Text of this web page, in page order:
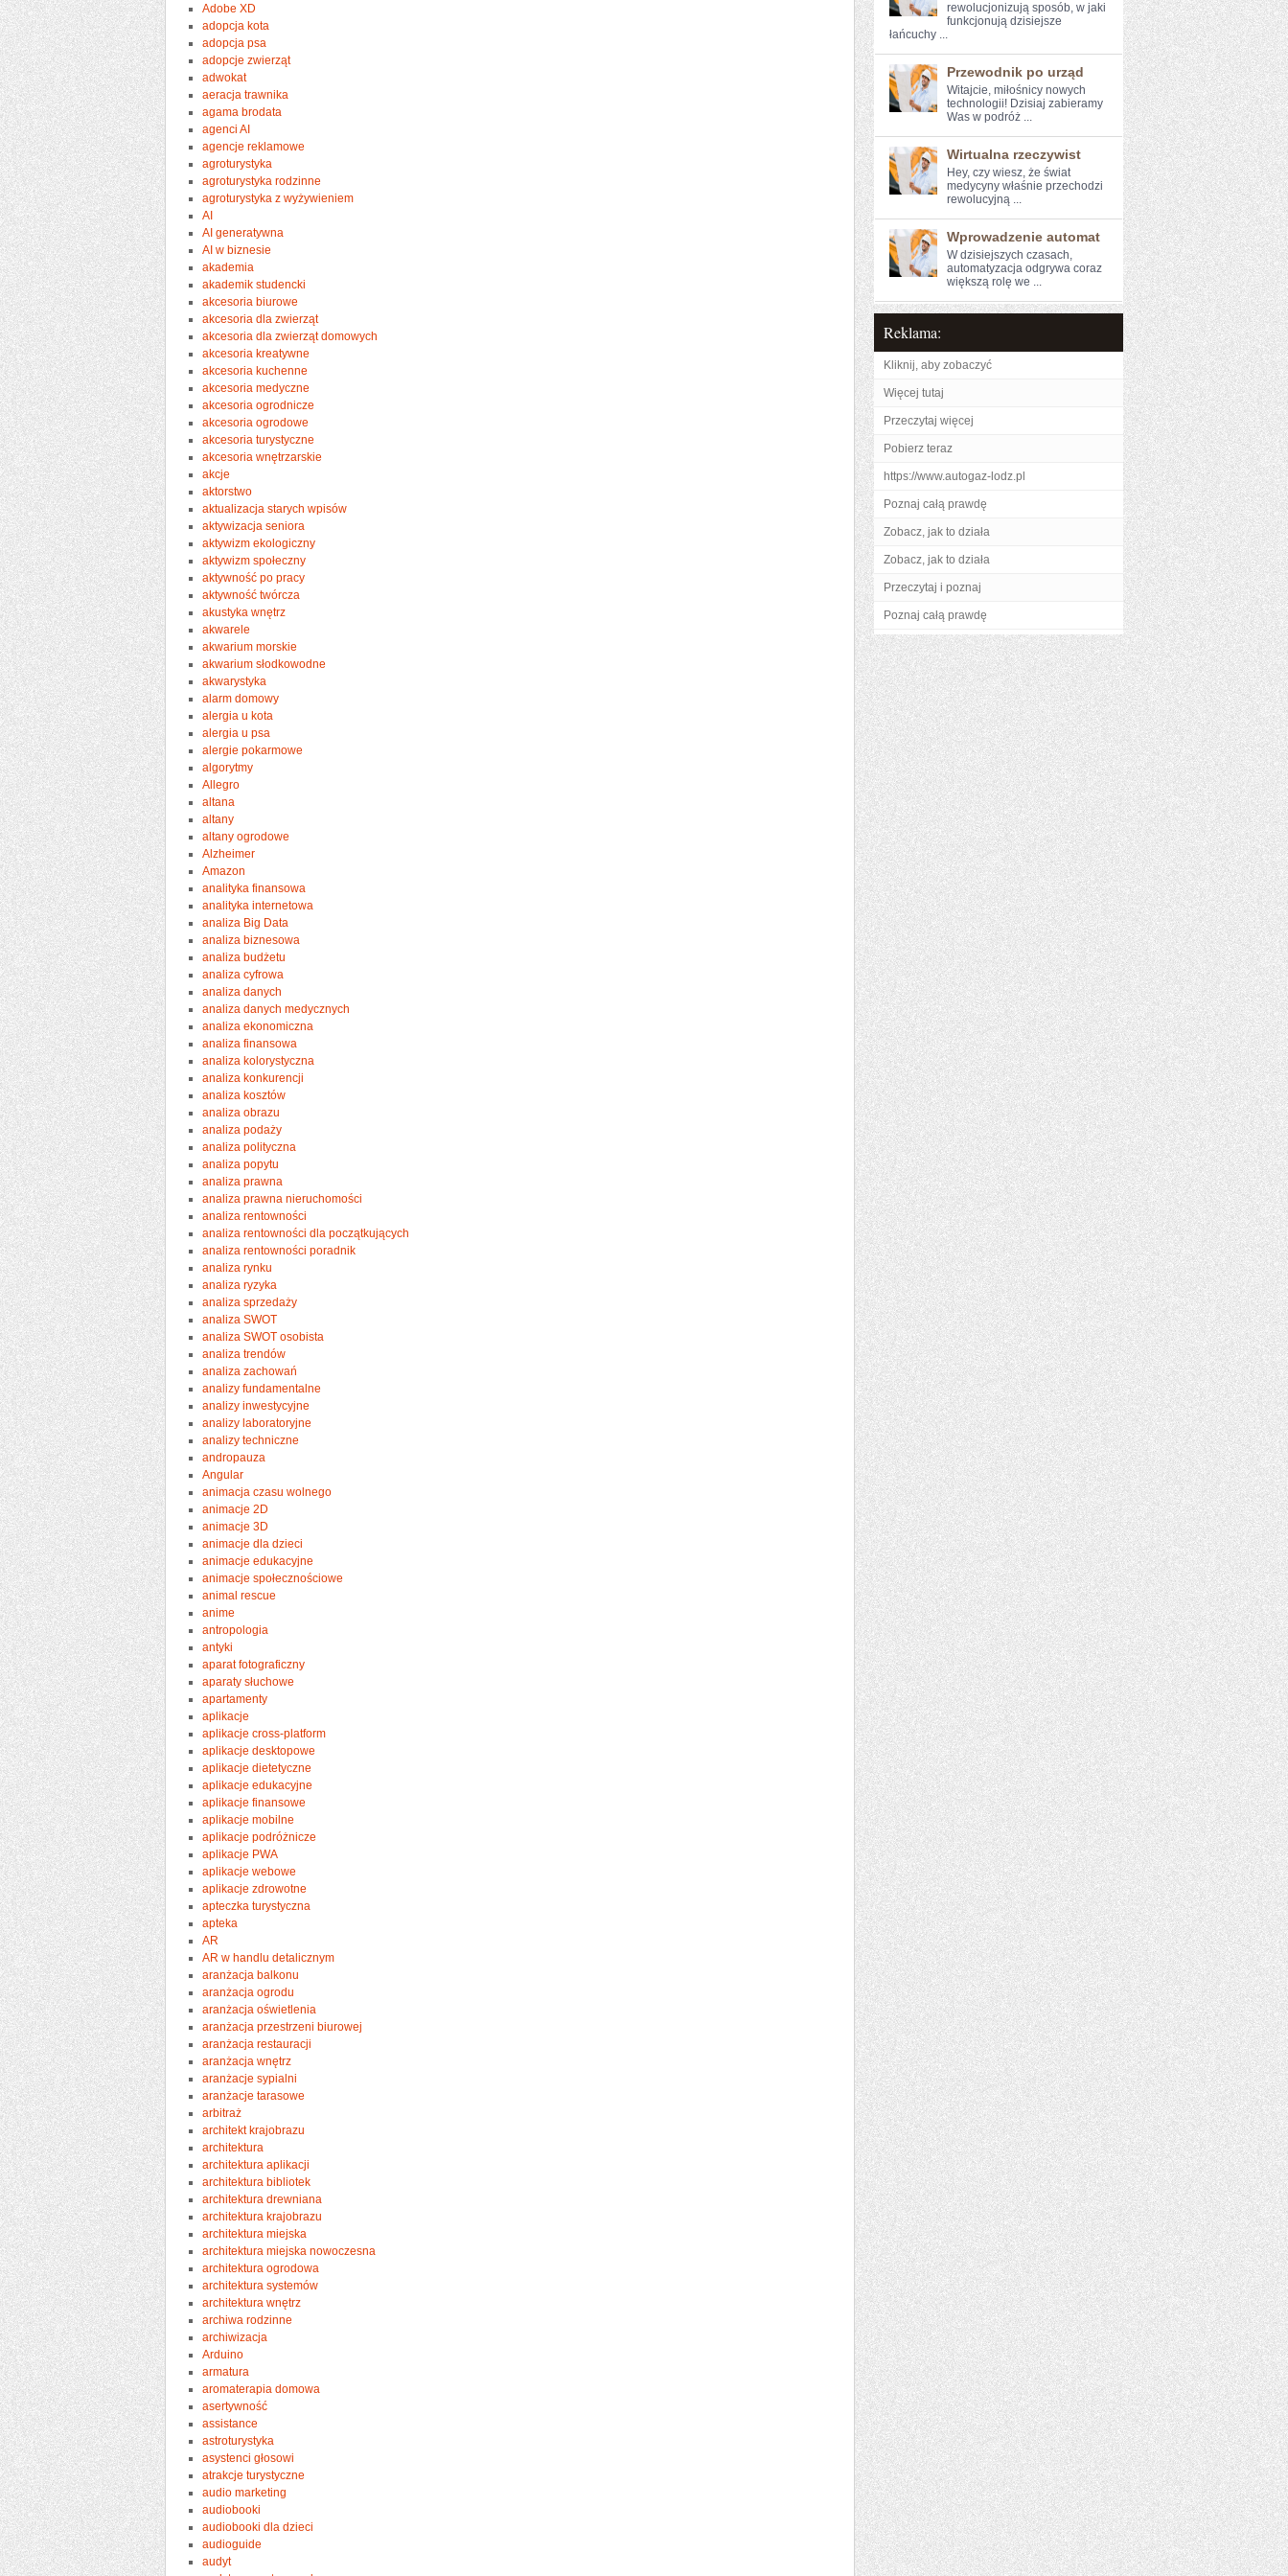
Adobe XD
adopcja kota
adopcja psa
adopcje zwierząt
adwokat
aeracja trawnika
agama brodata
agenci AI
agencje reklamowe
agroturystyka
agroturystyka rodzinne
agroturystyka z wyżywieniem
AI
AI generatywna
AI w biznesie
akademia
akademik studencki
akcesoria biurowe
akcesoria dla zwierząt
akcesoria dla zwierząt domowych
akcesoria kreatywne
akcesoria kuchenne
akcesoria medyczne
akcesoria ogrodnicze
akcesoria ogrodowe
akcesoria turystyczne
akcesoria wnętrzarskie
akcje
aktorstwo
aktualizacja starych wpisów
aktywizacja seniora
aktywizm ekologiczny
aktywizm społeczny
aktywność po pracy
aktywność twórcza
akustyka wnętrz
akwarele
akwarium morskie
akwarium słodkowodne
akwarystyka
alarm domowy
alergia u kota
alergia u psa
alergie pokarmowe
algorytmy
Allegro
altana
altany
altany ogrodowe
Alzheimer
Amazon
analityka finansowa
analityka internetowa
analiza Big Data
analiza biznesowa
analiza budżetu
analiza cyfrowa
analiza danych
analiza danych medycznych
analiza ekonomiczna
analiza finansowa
analiza kolorystyczna
analiza konkurencji
analiza kosztów
analiza obrazu
analiza podaży
analiza polityczna
analiza popytu
analiza prawna
analiza prawna nieruchomości
analiza rentowności
analiza rentowności dla początkujących
analiza rentowności poradnik
analiza rynku
analiza ryzyka
analiza sprzedaży
analiza SWOT
analiza SWOT osobista
analiza trendów
analiza zachowań
analizy fundamentalne
analizy inwestycyjne
analizy laboratoryjne
analizy techniczne
andropauza
Angular
animacja czasu wolnego
animacje 2D
animacje 3D
animacje dla dzieci
animacje edukacyjne
animacje społecznościowe
animal rescue
anime
antropologia
antyki
aparat fotograficzny
aparaty słuchowe
apartamenty
aplikacje
aplikacje cross-platform
aplikacje desktopowe
aplikacje dietetyczne
aplikacje edukacyjne
aplikacje finansowe
aplikacje mobilne
aplikacje podróżnicze
aplikacje PWA
aplikacje webowe
aplikacje zdrowotne
apteczka turystyczna
apteka
AR
AR w handlu detalicznym
aranżacja balkonu
aranżacja ogrodu
aranżacja oświetlenia
aranżacja przestrzeni biurowej
aranżacja restauracji
aranżacja wnętrz
aranżacje sypialni
aranżacje tarasowe
arbitraż
architekt krajobrazu
architektura
architektura aplikacji
architektura bibliotek
architektura drewniana
architektura krajobrazu
architektura miejska
architektura miejska nowoczesna
architektura ogrodowa
architektura systemów
architektura wnętrz
archiwa rodzinne
archiwizacja
Arduino
armatura
aromaterapia domowa
asertywność
assistance
astroturystyka
asystenci głosowi
atrakcje turystyczne
audio marketing
audiobooki
audiobooki dla dzieci
audioguide
audyt
rewolucjonizują sposób, w jaki
funkcjonują dzisiejsze
łańcuchy ...
Przewodnik po urząd
Witajcie, miłośnicy nowych
technologii! Dzisiaj‍ zabieramy
Was w podróż ...
Wirtualna rzeczywist
Hey, czy ‍wiesz, że świat
medycyny właśnie przechodzi
rewolucyjną ...
Wprowadzenie automat
W dzisiejszych czasach,
automatyzacja odgrywa coraz
większą rolę we ...
Reklama:
Kliknij, aby zobaczyć
Więcej tutaj
Przeczytaj więcej
Pobierz teraz
https://www.autogaz-lodz.pl
Poznaj całą prawdę
Zobacz, jak to działa
Zobacz, jak to działa
Przeczytaj i poznaj
Poznaj całą prawdę